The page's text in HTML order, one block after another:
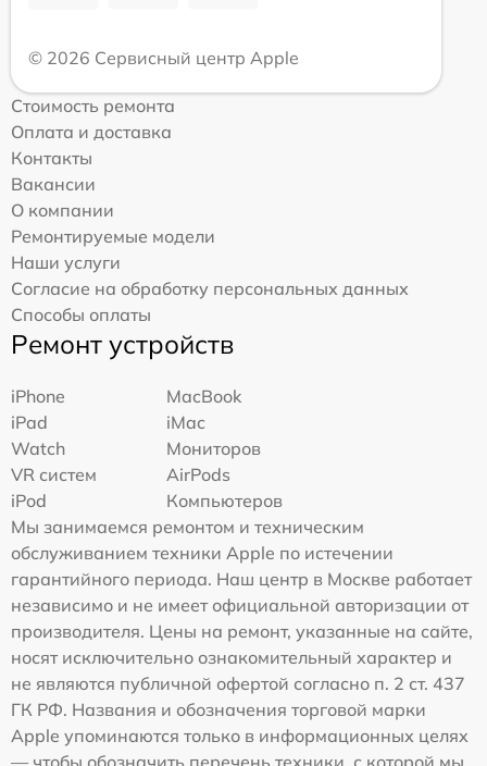
© 2026 Сервисный центр Apple
Стоимость ремонта
Оплата и доставка
Контакты
Вакансии
О компании
Ремонтируемые модели
Наши услуги
Согласие на обработку персональных данных
Способы оплаты
Ремонт устройств
iPhone
MacBook
iPad
iMac
Watch
Мониторов
VR систем
AirPods
iPod
Компьютеров
Мы занимаемся ремонтом и техническим
обслуживанием техники Apple по истечении
гарантийного периода. Наш центр в Москве работает
независимо и не имеет официальной авторизации от
производителя. Цены на ремонт, указанные на сайте,
носят исключительно ознакомительный характер и
не являются публичной офертой согласно п. 2 ст. 437
ГК РФ. Названия и обозначения торговой марки
Apple упоминаются только в информационных целях
— чтобы обозначить перечень техники, с которой мы